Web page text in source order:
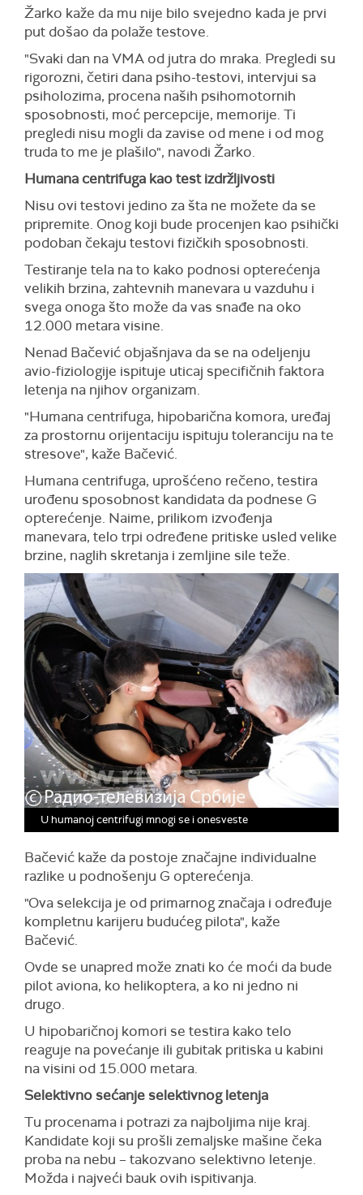
Žarko kaže da mu nije bilo svejedno kada je prvi
put došao da polaže testove.
"Svaki dan na VMA od jutra do mraka. Pregledi su
rigorozni, četiri dana psiho-testovi, intervjui sa
psiholozima, procena naših psihomotornih
sposobnosti, moć percepcije, memorije. Ti
pregledi nisu mogli da zavise od mene i od mog
truda to me je plašilo", navodi Žarko.
Humana centrifuga kao test izdržljivosti
Nisu ovi testovi jedino za šta ne možete da se
pripremite. Onog koji bude procenjen kao psihički
podoban čekaju testovi fizičkih sposobnosti.
Testiranje tela na to kako podnosi opterećenja
velikih brzina, zahtevnih manevara u vazduhu i
svega onoga što može da vas snađe na oko
12.000 metara visine.
Nenad Bačević objašnjava da se na odeljenju
avio-fiziologije ispituje uticaj specifičnih faktora
letenja na njihov organizam.
"Humana centrifuga, hipobarična komora, uređaj
za prostornu orijentaciju ispituju toleranciju na te
stresove", kaže Bačević.
Humana centrifuga, uprošćeno rečeno, testira
urođenu sposobnost kandidata da podnese G
opterećenje. Naime, prilikom izvođenja
manevara, telo trpi određene pritiske usled velike
brzine, naglih skretanja i zemljine sile teže.
U humanoj centrifugi mnogi se i onesveste
Bačević kaže da postoje značajne individualne
razlike u podnošenju G opterećenja.
"Ova selekcija je od primarnog značaja i određuje
kompletnu karijeru budućeg pilota", kaže
Bačević.
Ovde se unapred može znati ko će moći da bude
pilot aviona, ko helikoptera, a ko ni jedno ni
drugo.
U hipobaričnoj komori se testira kako telo
reaguje na povećanje ili gubitak pritiska u kabini
na visini od 15.000 metara.
Selektivno sećanje selektivnog letenja
Tu procenama i potrazi za najboljima nije kraj.
Kandidate koji su prošli zemaljske mašine čeka
proba na nebu – takozvano selektivno letenje.
Možda i najveći bauk ovih ispitivanja.